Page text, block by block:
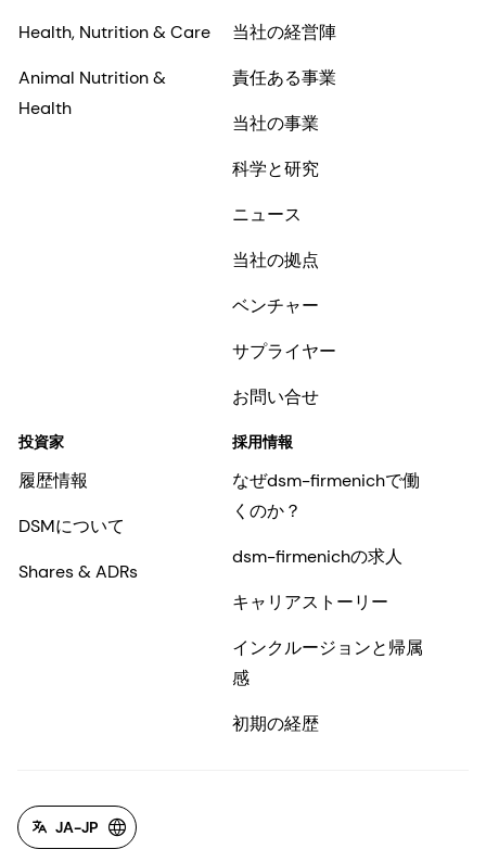
Health, Nutrition & Care
Animal Nutrition &
Health
当社の経営陣
責任ある事業
当社の事業
科学と研究
ニュース
当社の拠点
ベンチャー
サプライヤー
お問い合せ
投資家
履歴情報
DSMについて
Shares & ADRs
採用情報
なぜdsm-firmenichで働
くのか？
dsm-firmenichの求人
キャリアストーリー
インクルージョンと帰属
感
初期の経歴
JA-JP